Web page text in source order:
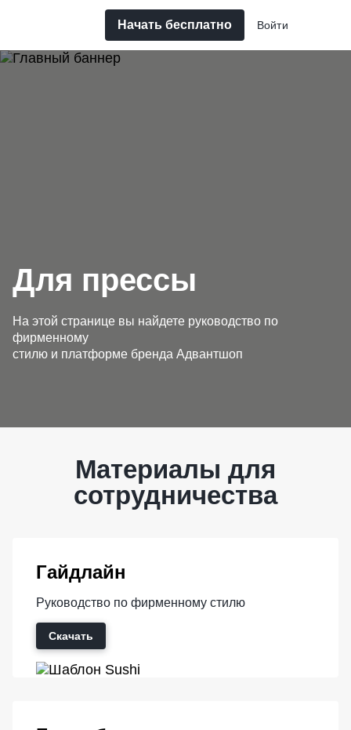
Начать бесплатно Войти
Для прессы
На этой странице вы найдете руководство по
фирменному
стилю и платформе бренда Адвантшоп
Материалы для
сотрудничества
Гайдлайн
Руководство по фирменному стилю
Скачать